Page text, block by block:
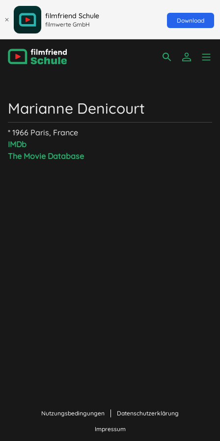
filmfriend Schule
filmwerte GmbH
Download
Marianne Denicourt
* 1966 Paris, France
IMDb
The Movie Database
Nutzungsbedingungen Datenschutzerklärung
Impressum